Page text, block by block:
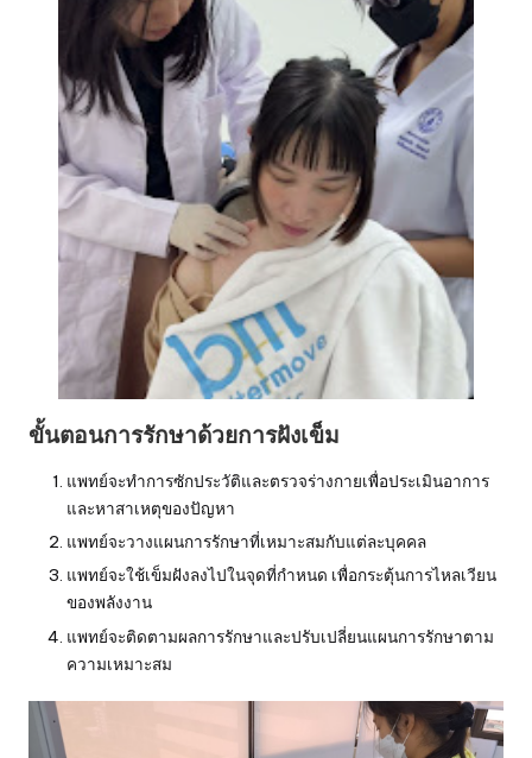
ขั้นตอนการรักษาด้วยการฝังเข็ม
แพทย์จะทำการซักประวัติและตรวจร่างกายเพื่อประเมินอาการ
และหาสาเหตุของปัญหา
แพทย์จะวางแผนการรักษาที่เหมาะสมกับแต่ละบุคคล
แพทย์จะใช้เข็มฝังลงไปในจุดที่กำหนด เพื่อกระตุ้นการไหลเวียน
ของพลังงาน
แพทย์จะติดตามผลการรักษาและปรับเปลี่ยนแผนการรักษาตาม
ความเหมาะสม